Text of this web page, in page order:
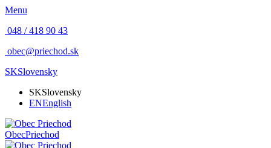
Menu
048 / 418 90 43
obec@priechod.sk
SKSlovensky
SKSlovensky
ENEnglish
ObecPriechod